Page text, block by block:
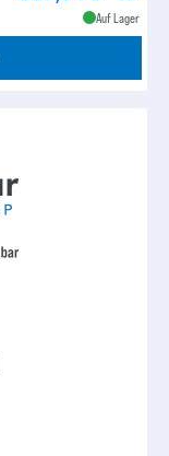
Auf Lager